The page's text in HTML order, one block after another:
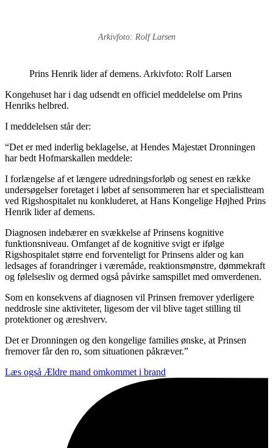
Arkivfoto: Rolf Larsen
Prins Henrik lider af demens. Arkivfoto: Rolf Larsen
Kongehuset har i dag udsendt en officiel meddelelse om Prins
Henriks helbred.
I meddelelsen står der:
“Det er med inderlig beklagelse, at Hendes Majestæt Dronningen
har bedt Hofmarskallen meddele:
I forlængelse af et længere udredningsforløb og senest en række
undersøgelser foretaget i løbet af sensommeren har et specialistteam
ved Rigshospitalet nu konkluderet, at Hans Kongelige Højhed Prins
Henrik lider af demens.
Diagnosen indebærer en svækkelse af Prinsens kognitive
funktionsniveau. Omfanget af de kognitive svigt er ifølge
Rigshospitalet større end forventeligt for Prinsens alder og kan
ledsages af forandringer i væremåde, reaktionsmønstre, dømmekraft
og følelsesliv og dermed også påvirke samspillet med omverdenen.
Som en konsekvens af diagnosen vil Prinsen fremover yderligere
neddrosle sine aktiviteter, ligesom der vil blive taget stilling til
protektioner og æreshverv.
Det er Dronningen og den kongelige families ønske, at Prinsen
fremover får den ro, som situationen påkræver.”
Læs også Ældre mand omkommet i brand